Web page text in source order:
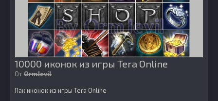
10000 иконок из игры Tera Online
ОтOrmJevil
Пак иконок из игры Tera Online